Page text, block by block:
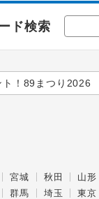
ド検索
！89まつり2026
宮城 秋田 山形
群馬 埼玉 東京